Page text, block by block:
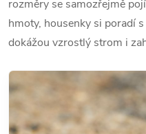
rozměry se samozřejmě
hmoty, housenky si poradí
dokážou vzrostlý strom i